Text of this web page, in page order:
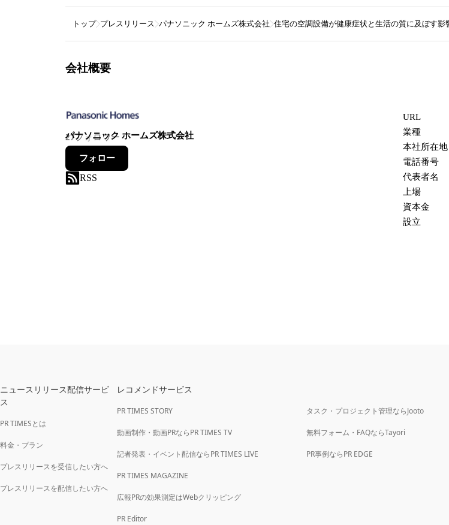
トップ プレスリリース パナソニック ホームズ株式会社 住宅の空調設備が健康症状と生活の質に及ぼす
会社概要
パナソニック ホームズ株式会社
27フォロワー
フォロー
RSS
URL
業種
本社所在地
電話番号
代表者名
上場
資本金
設立
ニュースリリース配信サービ
ス
PR TIMESとは
料金・プラン
プレスリリースを受信したい方へ
プレスリリースを配信したい方へ
レコメンドサービス
PR TIMES STORY
動画制作・動画PRならPR TIMES TV
記者発表・イベント配信ならPR TIMES LIVE
PR TIMES MAGAZINE
広報PRの効果測定はWebクリッピング
PR Editor
タスク・プロジェクト管理ならJooto
無料フォーム・FAQならTayori
PR事例ならPR EDGE